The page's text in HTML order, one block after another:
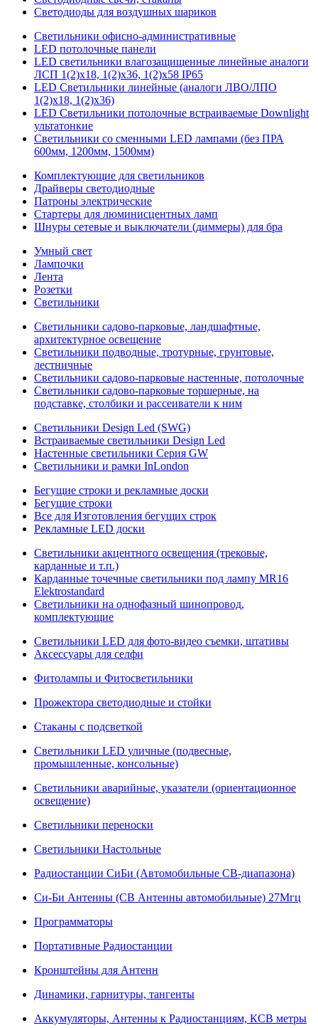
Светодиоды для воздушных шариков
Светильники офисно-административные
LED потолочные панели
LED светильники влагозащищенные линейные аналоги
ЛСП 1(2)х18, 1(2)х36, 1(2)х58 IP65
LED Светильники линейные (аналоги ЛВО/ЛПО
1(2)х18, 1(2)х36)
LED Светильники потолочные встраиваемые Downlight
ультатонкие
Светильники со сменными LED лампами (без ПРА
600мм, 1200мм, 1500мм)
Комплектующие для светильников
Драйверы светодиодные
Патроны электрические
Стартеры для люминисцентных ламп
Шнуры сетевые и выключатели (диммеры) для бра
Умный свет
Лампочки
Лента
Розетки
Светильники
Светильники садово-парковые, ландшафтные,
архитектурное освещение
Светильники подводные, тротурные, грунтовые,
лестничные
Светильники садово-парковые настенные, потолочные
Светильники садово-парковые торшерные, на
подставке, столбики и рассеиватели к ним
Светильники Design Led (SWG)
Встраиваемые светильники Design Led
Настенные светильники Серия GW
Светильники и рамки InLondon
Бегущие строки и рекламные доски
Бегущие строки
Все для Изготовления бегущих строк
Рекламные LED доски
Светильники акцентного освещения (трековые,
карданные и т.п.)
Карданные точечные светильники под лампу MR16
Elektrostandard
Светильники на однофазный шинопровод,
комплектующие
Светильники LED для фото-видео съемки, штативы
Аксессуары для селфи
Фитолампы и Фитосветильники
Прожектора светодиодные и стойки
Стаканы с подсветкой
Светильники LED уличные (подвесные,
промышленные, консольные)
Светильники аварийные, указатели (ориентационное
освещение)
Светильники переноски
Светильники Настольные
Радиостанции СиБи (Автомобильные СВ-диапазона)
Си-Би Антенны (СВ Антенны автомобильные) 27Мгц
Программаторы
Портативные Радиостанции
Кронштейны для Антенн
Динамики, гарнитуры, тангенты
Аккумуляторы, Антенны к Радиостанциям, КСВ метры